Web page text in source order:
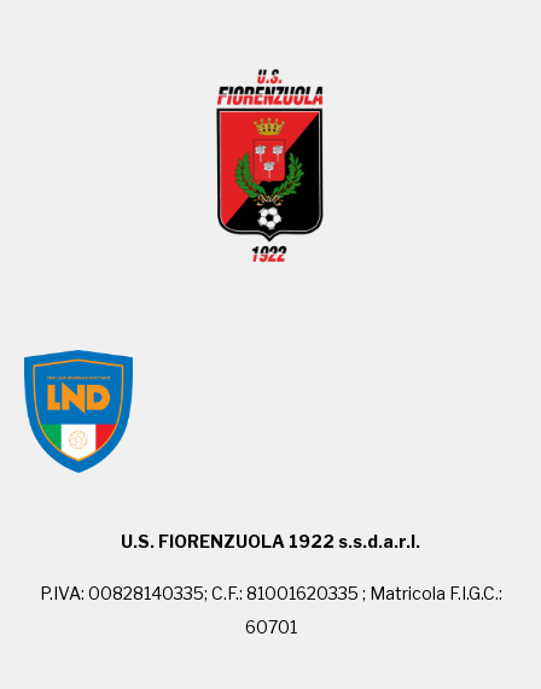
U.S. FIORENZUOLA 1922 s.s.d.a.r.l.
P.IVA: 00828140335; C.F.: 81001620335 ; Matricola F.I.G.C.:
60701